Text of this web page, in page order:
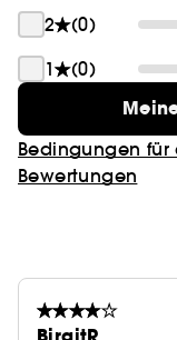
Die Haut wirkt
offenbart das
Ergebnisse der
99 %** der
Sonnenpflege
Hautzonen und
2
(0)
1
(0)
Bedingungen
Bewertungen